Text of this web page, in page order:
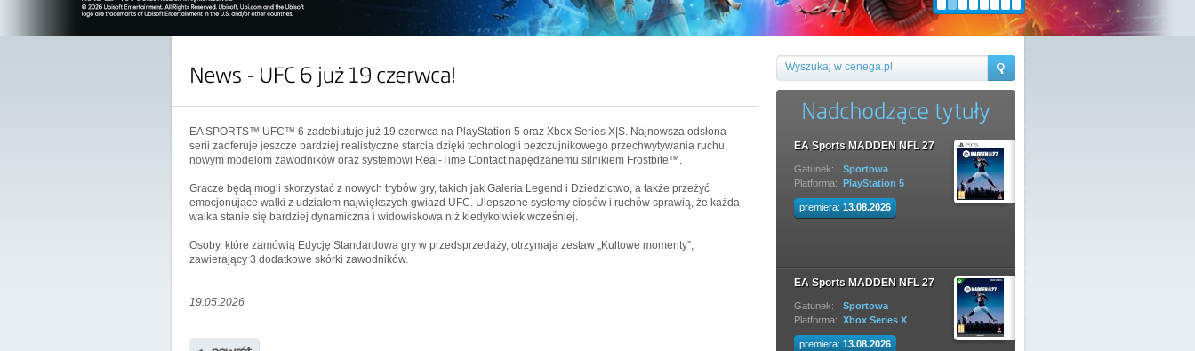
EA SPORTS™ UFC™ 6 zadebiutuje już 19 czerwca na PlayStation 5 oraz Xbox Series X|S. Najnowsza odsłona
serii zaoferuje jeszcze bardziej realistyczne starcia dzięki technologii bezczujnikowego przechwytywania ruchu,
nowym modelom zawodników oraz systemowi Real-Time Contact napędzanemu silnikiem Frostbite™.
Gracze będą mogli skorzystać z nowych trybów gry, takich jak Galeria Legend i Dziedzictwo, a także przeżyć
emocjonujące walki z udziałem największych gwiazd UFC. Ulepszone systemy ciosów i ruchów sprawią, że każda
walka stanie się bardziej dynamiczna i widowiskowa niż kiedykolwiek wcześniej.
Osoby, które zamówią Edycję Standardową gry w przedsprzedaży, otrzymają zestaw „Kultowe momenty”,
zawierający 3 dodatkowe skórki zawodników.
19.05.2026
EA Sports MADDEN NFL 27
Gatunek:
Sportowa
Platforma: PlayStation 5
premiera: 13.08.2026
EA Sports MADDEN NFL 27
Gatunek:
Sportowa
Platforma: Xbox Series X
premiera: 13.08.2026